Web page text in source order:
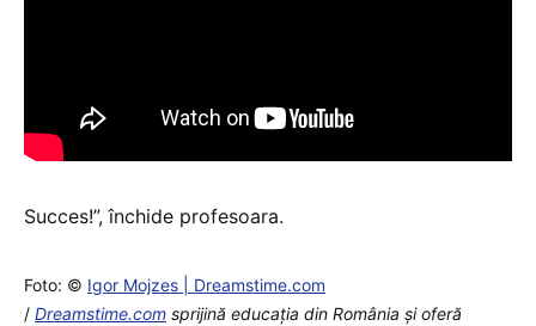
Succes!”, închide profesoara.
Foto: © Igor Mojzes | Dreamstime.com
/ Dreamstime.com sprijină educaţia din România şi oferă